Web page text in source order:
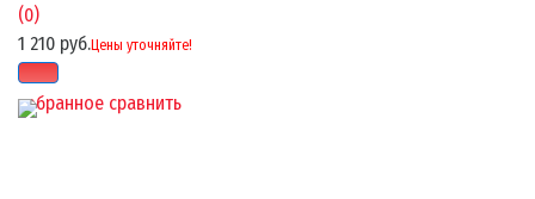
избранное сравнить
(0)
1 210 руб.Цены уточняйте!